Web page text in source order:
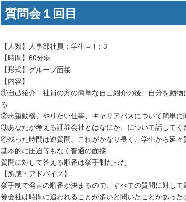
質問会１回目
【人数】人事部社員：学生＝1：3
【時間】60分弱
【形式】グループ面接
【内容】
①自己紹介 社員の方の簡単な自己紹介の後、自分を動物
る
②志望動機、やりたい仕事、キャリアパスについて簡単に
③あなたが考える証券会社とはなにか、について話してく
④残った時間は逆質問。これがかなり長く、学生から延々
基本的に圧迫等もなく普通の面接
質問に対して答える順番は挙手制だった
【所感・アドバイス】
挙手制で発言の順番が決まるので、すべての質問に対し
券会社は時間に追われることが多いと聞いたことがあっ